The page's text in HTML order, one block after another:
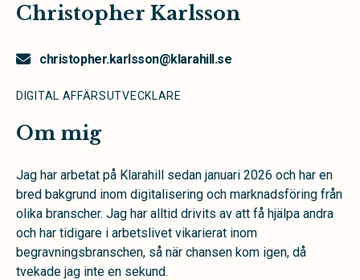
Christopher Karlsson
christopher.karlsson@klarahill.se
DIGITAL AFFÄRSUTVECKLARE
Om mig
Jag har arbetat på Klarahill sedan januari 2026 och har en
bred bakgrund inom digitalisering och marknadsföring från
olika branscher. Jag har alltid drivits av att få hjälpa andra
och har tidigare i arbetslivet vikarierat inom
begravningsbranschen, så när chansen kom igen, då
tvekade jag inte en sekund.